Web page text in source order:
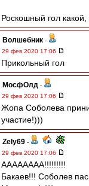
Роскошный гол
Волшебник -
29 фев 2020 17:06
Прикольный гол
МосфОлд -
29 фев 2020 17:06
Жопа Соболева
участие!)))
Zely69 -
29 фев 2020 17:06
АААААААА!!!!!!!!!
Бакаев!!! Соболев пас.